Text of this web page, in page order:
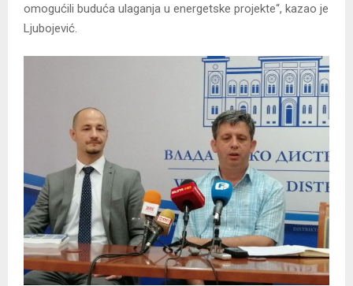
omogućili buduća ulaganja u energetske projekte“, kazao je
Ljubojević.